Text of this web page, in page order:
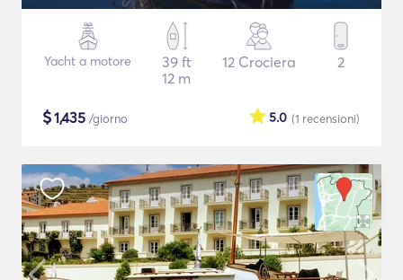
Yacht a motore
39 ft
12 m
12 Crociera 2
$1,435 /giorno (1 recensioni)
5.0